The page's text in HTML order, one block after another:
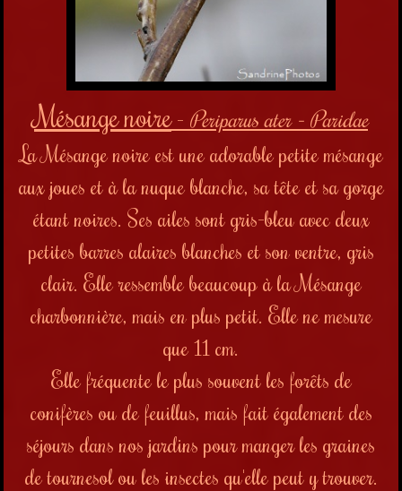
Mésange noire- Periparus ater - Paridae
La Mésange noire est une adorable petite mésange
aux joues et à la nuque blanche, sa tête et sa gorge
étant noires. Ses ailes sont gris-bleu avec deux
petites barres alaires blanches et son ventre, gris
clair. Elle ressemble beaucoup à la Mésange
charbonnière, mais en plus petit. Elle ne mesure
que 11 cm.
Elle fréquente le plus souvent les forêts de
conifères ou de feuillus, mais fait également des
séjours dans nos jardins pour manger les graines
de tournesol ou les insectes qu'elle peut y trouver.